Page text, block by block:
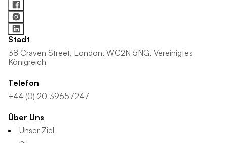
Stadt
38 Craven Street, London, WC2N 5NG, Vereinigtes
Königreich
Telefon
+44 (0) 20 39657247
Über Uns
Unser Ziel